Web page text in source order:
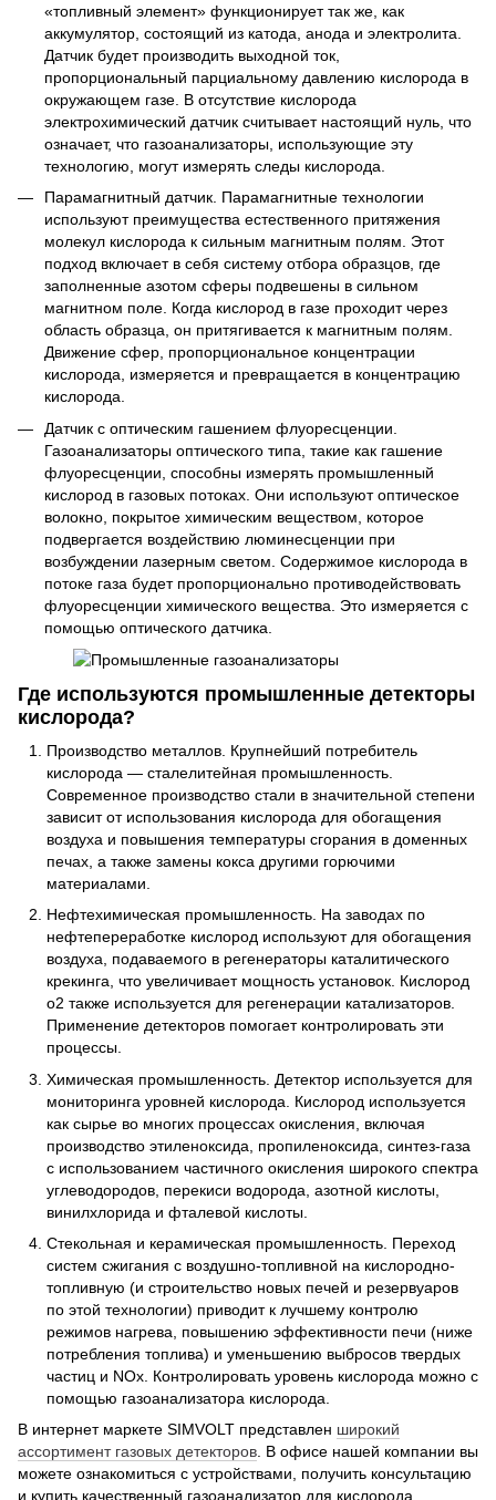
«топливный элемент» функционирует так же, как
аккумулятор, состоящий из катода, анода и электролита.
Датчик будет производить выходной ток,
пропорциональный парциальному давлению кислорода в
окружающем газе. В отсутствие кислорода
электрохимический датчик считывает настоящий нуль, что
означает, что газоанализаторы, использующие эту
технологию, могут измерять следы кислорода.
Парамагнитный датчик. Парамагнитные технологии
используют преимущества естественного притяжения
молекул кислорода к сильным магнитным полям. Этот
подход включает в себя систему отбора образцов, где
заполненные азотом сферы подвешены в сильном
магнитном поле. Когда кислород в газе проходит через
область образца, он притягивается к магнитным полям.
Движение сфер, пропорциональное концентрации
кислорода, измеряется и превращается в концентрацию
кислорода.
Датчик с оптическим гашением флуоресценции.
Газоанализаторы оптического типа, такие как гашение
флуоресценции, способны измерять промышленный
кислород в газовых потоках. Они используют оптическое
волокно, покрытое химическим веществом, которое
подвергается воздействию люминесценции при
возбуждении лазерным светом. Содержимое кислорода в
потоке газа будет пропорционально противодействовать
флуоресценции химического вещества. Это измеряется с
помощью оптического датчика.
Где используются промышленные детекторы
кислорода?
Производство металлов. Крупнейший потребитель
кислорода — сталелитейная промышленность.
Современное производство стали в значительной степени
зависит от использования кислорода для обогащения
воздуха и повышения температуры сгорания в доменных
печах, а также замены кокса другими горючими
материалами.
Нефтехимическая промышленность. На заводах по
нефтепереработке кислород используют для обогащения
воздуха, подаваемого в регенераторы каталитического
крекинга, что увеличивает мощность установок. Кислород
о2 также используется для регенерации катализаторов.
Применение детекторов помогает контролировать эти
процессы.
Химическая промышленность. Детектор используется для
мониторинга уровней кислорода. Кислород используется
как сырье во многих процессах окисления, включая
производство этиленоксида, пропиленоксида, синтез-газа
с использованием частичного окисления широкого спектра
углеводородов, перекиси водорода, азотной кислоты,
винилхлорида и фталевой кислоты.
Стекольная и керамическая промышленность. Переход
систем сжигания с воздушно-топливной на кислородно-
топливную (и строительство новых печей и резервуаров
по этой технологии) приводит к лучшему контролю
режимов нагрева, повышению эффективности печи (ниже
потребления топлива) и уменьшению выбросов твердых
частиц и NOx. Контролировать уровень кислорода можно с
помощью газоанализатора кислорода.
В интернет маркете SIMVOLT представлен широкий
ассортимент газовых детекторов. В офисе нашей компании вы
можете ознакомиться с устройствами, получить консультацию
и купить качественный газоанализатор для кислорода.